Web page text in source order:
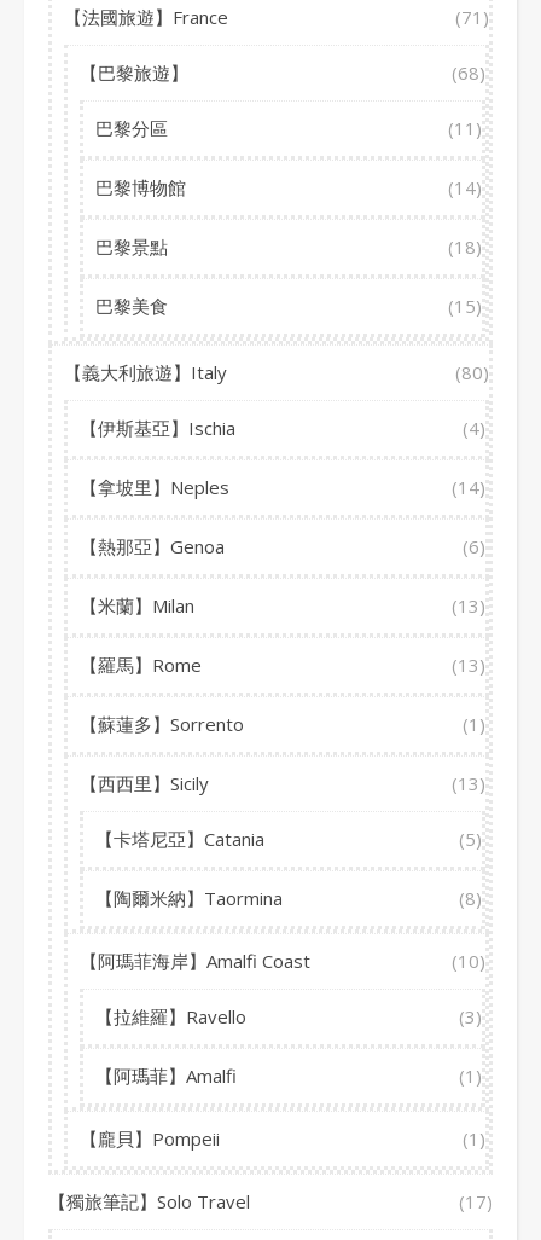
【法國旅遊】France (71)
【巴黎旅遊】 (68)
巴黎分區 (11)
巴黎博物館 (14)
巴黎景點 (18)
巴黎美食 (15)
【義大利旅遊】Italy (80)
【伊斯基亞】Ischia (4)
【拿坡里】Neples (14)
【熱那亞】Genoa (6)
【米蘭】Milan (13)
【羅馬】Rome (13)
【蘇蓮多】Sorrento (1)
【西西里】Sicily (13)
【卡塔尼亞】Catania (5)
【陶爾米納】Taormina (8)
【阿瑪菲海岸】Amalfi Coast (10)
【拉維羅】Ravello (3)
【阿瑪菲】Amalfi (1)
【龐貝】Pompeii (1)
【獨旅筆記】Solo Travel (17)